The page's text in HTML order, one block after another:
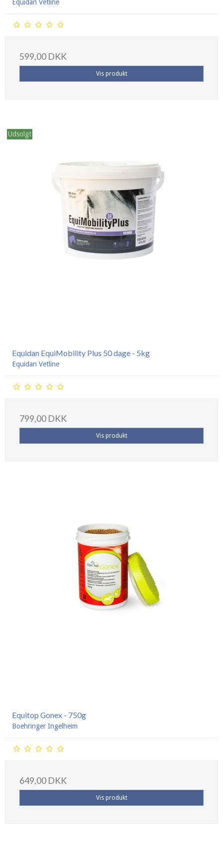
Equidan Vetline
599,00 DKK
Vis produkt
Udsolgt
Equidan EquiMobility Plus 50 dage - 5kg
Equidan Vetline
799,00 DKK
Vis produkt
Equitop Gonex - 750g
Boehringer Ingelheim
649,00 DKK
Vis produkt